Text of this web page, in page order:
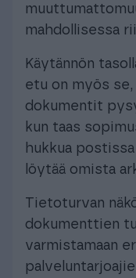
mahdollisessa
Käytännön
etu on myös
dokumentit
kun taas
hukkua
löytää omista
Tietoturvan
dokumenttien
varmistamaan